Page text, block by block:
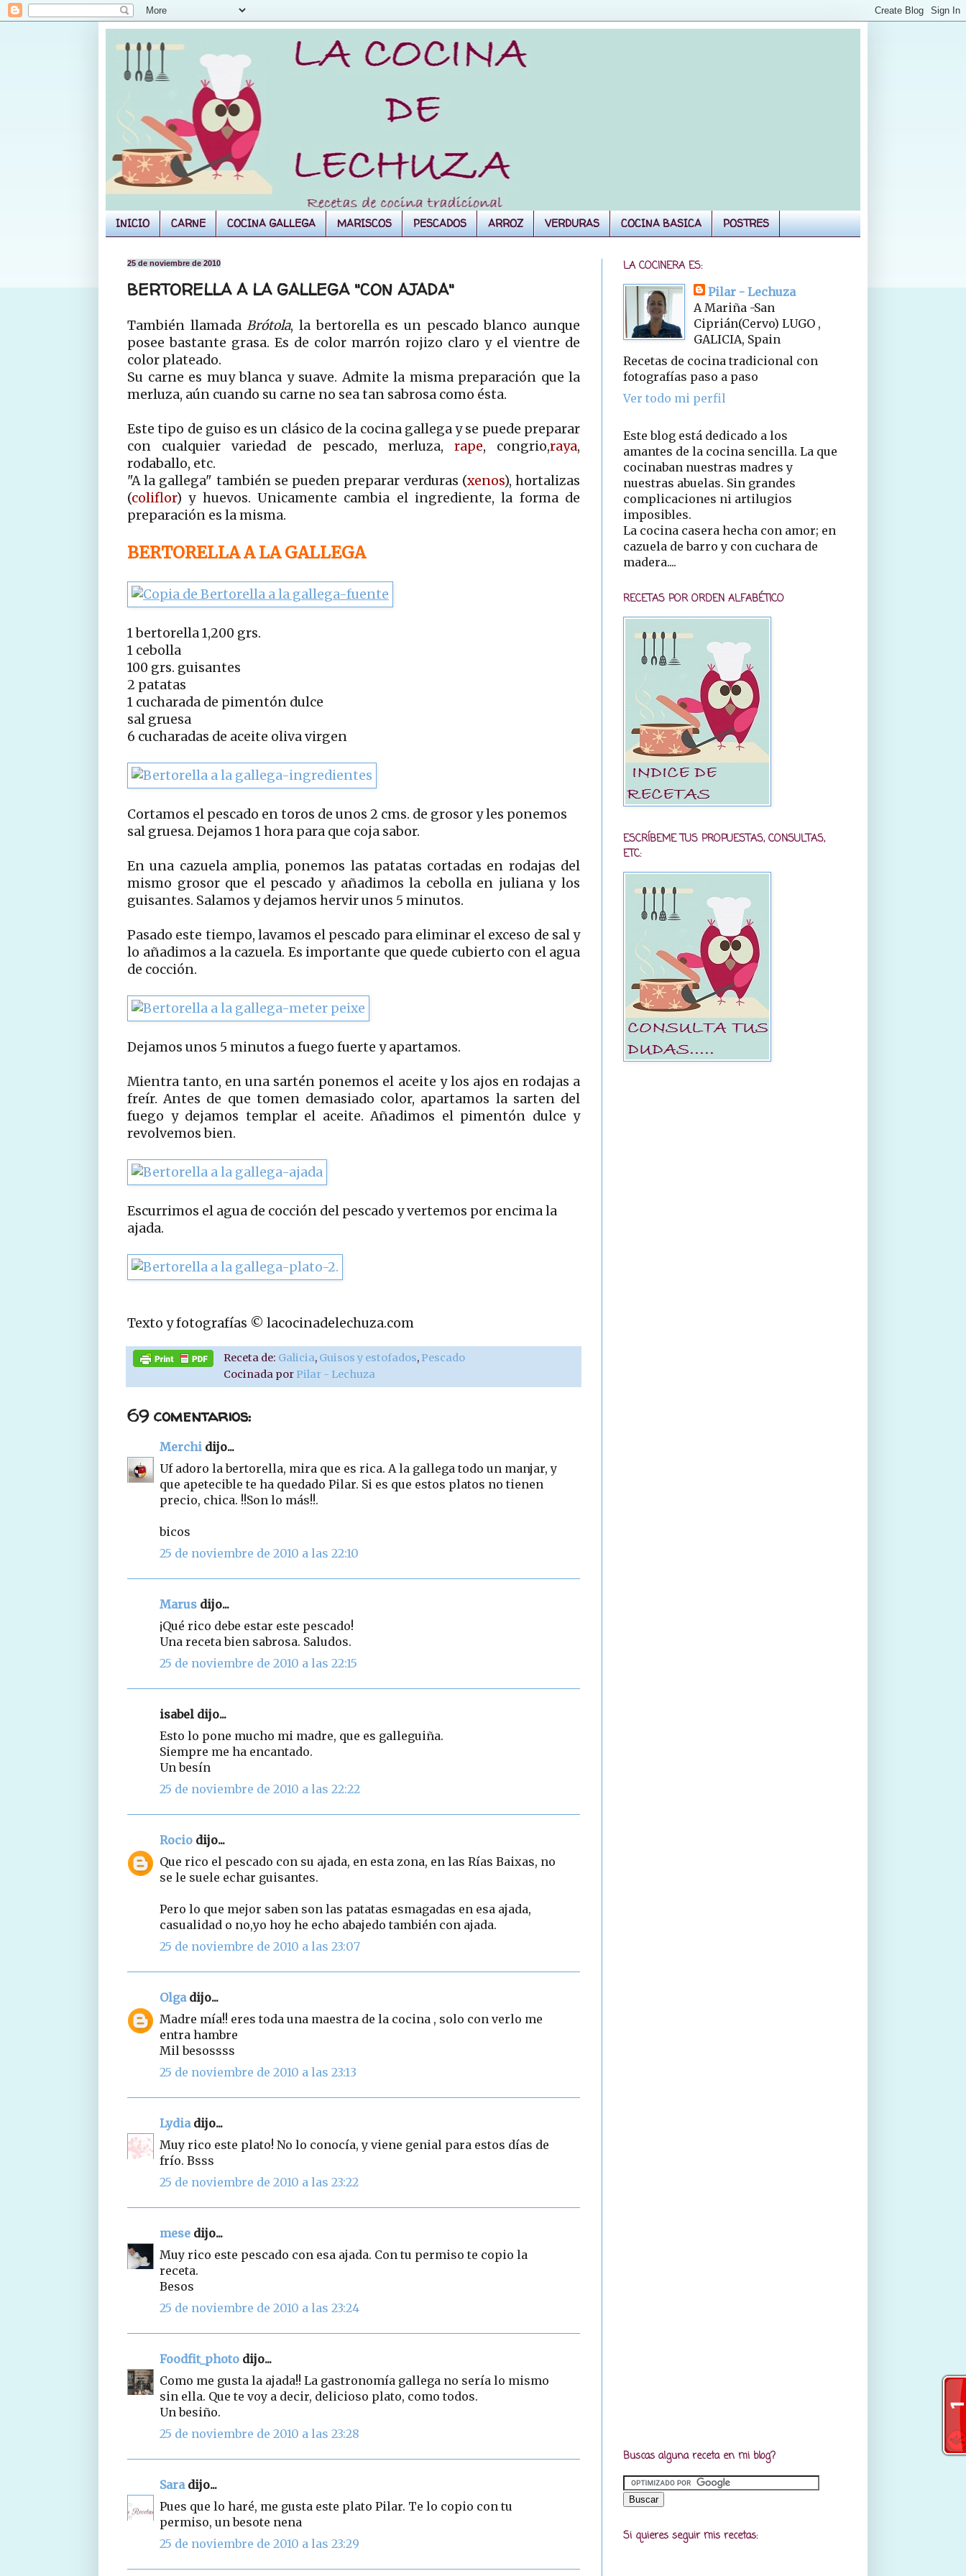
INICIO CARNE COCINA GALLEGA MARISCOS PESCADOS ARROZ VERDURAS COCINA BASICA POSTRES
25 de noviembre de 2010
BERTORELLA A LA GALLEGA "CON AJADA"
También llamadaBrótola, la bertorella es un pescado blanco aunque
posee bastante grasa. Es de color marrón rojizo claro y el vientre de
color plateado.
Su carne es muy blanca y suave. Admite la misma preparación que la
merluza, aún cuando su carne no sea tan sabrosa como ésta.
Este tipo de guiso es un clásico de la cocina gallega y se puede preparar
con cualquier variedad de pescado, merluza, rape, congrio,raya,
rodaballo, etc.
"A la gallega" también se pueden preparar verduras (xenos), hortalizas
(coliflor) y huevos. Unicamente cambia el ingrediente, la forma de
preparación es la misma.
BERTORELLA A LA GALLEGA
1 bertorella 1,200 grs.
1 cebolla
100 grs. guisantes
2 patatas
1 cucharada de pimentón dulce
sal gruesa
6 cucharadas de aceite oliva virgen
Cortamos el pescado en toros de unos 2 cms. de grosor y les ponemos
sal gruesa. Dejamos 1 hora para que coja sabor.
En una cazuela amplia, ponemos las patatas cortadas en rodajas del
mismo grosor que el pescado y añadimos la cebolla en juliana y los
guisantes. Salamos y dejamos hervir unos 5 minutos.
Pasado este tiempo, lavamos el pescado para eliminar el exceso de sal y
lo añadimos a la cazuela. Es importante que quede cubierto con el agua
de cocción.
Dejamos unos 5 minutos a fuego fuerte y apartamos.
Mientra tanto, en una sartén ponemos el aceite y los ajos en rodajas a
freír. Antes de que tomen demasiado color, apartamos la sarten del
fuego y dejamos templar el aceite. Añadimos el pimentón dulce y
revolvemos bien.
Escurrimos el agua de cocción del pescado y vertemos por encima la
ajada.
Texto y fotografías © lacocinadelechuza.com
Receta de: Galicia, Guisos y estofados, Pescado
Cocinada por Pilar - Lechuza
69 comentarios:
Merchi dijo...
Uf adoro la bertorella, mira que es rica. A la gallega todo un manjar, y
que apetecible te ha quedado Pilar. Si es que estos platos no tienen
precio, chica. !!Son lo más!!.
bicos
25 de noviembre de 2010 a las 22:10
Marus dijo...
¡Qué rico debe estar este pescado!
Una receta bien sabrosa. Saludos.
25 de noviembre de 2010 a las 22:15
isabel dijo...
Esto lo pone mucho mi madre, que es galleguiña.
Siempre me ha encantado.
Un besín
25 de noviembre de 2010 a las 22:22
Rocio dijo...
Que rico el pescado con su ajada, en esta zona, en las Rías Baixas, no
se le suele echar guisantes.
Pero lo que mejor saben son las patatas esmagadas en esa ajada,
casualidad o no,yo hoy he echo abajedo también con ajada.
25 de noviembre de 2010 a las 23:07
Olgadijo...
Madre mía!! eres toda una maestra de la cocina , solo con verlo me
entra hambre
Mil besossss
25 de noviembre de 2010 a las 23:13
Lydiadijo...
Muy rico este plato! No lo conocía, y viene genial para estos días de
frío. Bsss
25 de noviembre de 2010 a las 23:22
mese dijo...
Muy rico este pescado con esa ajada. Con tu permiso te copio la
receta.
Besos
25 de noviembre de 2010 a las 23:24
Foodfit_photo dijo...
Como me gusta la ajada!! La gastronomía gallega no sería lo mismo
sin ella. Que te voy a decir, delicioso plato, como todos.
Un besiño.
25 de noviembre de 2010 a las 23:28
Saradijo...
Pues que lo haré, me gusta este plato Pilar. Te lo copio con tu
permiso, un besote nena
25 de noviembre de 2010 a las 23:29
LA COCINERA ES:
Pilar - Lechuza
A Mariña -San
Ciprián(Cervo) LUGO ,
GALICIA, Spain
Recetas de cocina tradicional con
fotografías paso a paso
Ver todo mi perfil
Este blog está dedicado a los
amantes de la cocina sencilla. La que
cocinaban nuestras madres y
nuestras abuelas. Sin grandes
complicaciones ni artilugios
imposibles.
La cocina casera hecha con amor; en
cazuela de barro y con cuchara de
madera....
RECETAS POR ORDEN ALFABÉTICO
ESCRÍBEME TUS PROPUESTAS, CONSULTAS,
ETC:
Buscas alguna receta en mi blog?
Si quieres seguir mis recetas: